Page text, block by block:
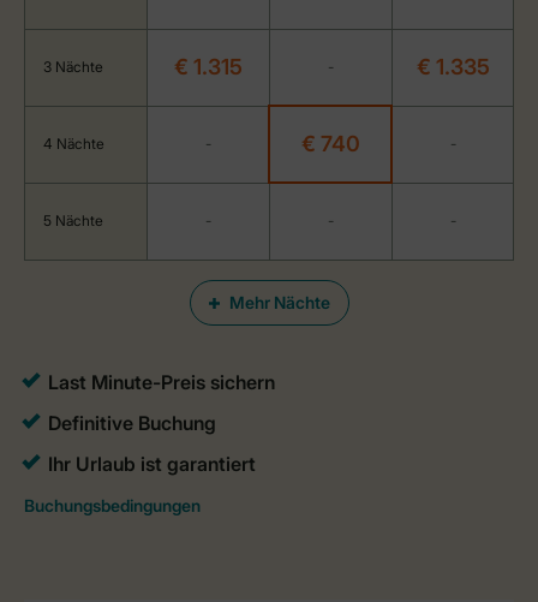
Mehr Nächte
3 Nächte € 1.315 - € 1.335
4 Nächte - € 740 -
5 Nächte - - -